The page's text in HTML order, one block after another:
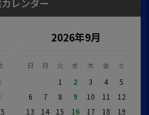
1
8
2026年9月
日 月 火 水 木 金 土
1 2 3 4
5
6
7 8 9 10 11
12
13
14 15 16 17 18
19